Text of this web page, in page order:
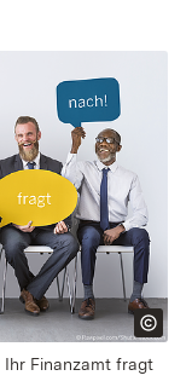
Ihr Finanzamt fragt